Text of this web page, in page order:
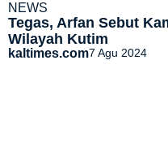
NEWS
Tegas, Arfan Sebut
Wilayah Kutim
kaltimes.com7 Agu 2024